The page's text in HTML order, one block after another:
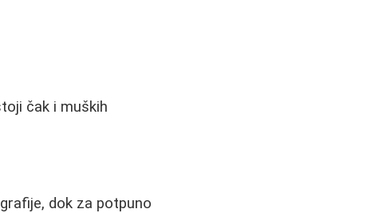
čak i muških
dok za potpuno